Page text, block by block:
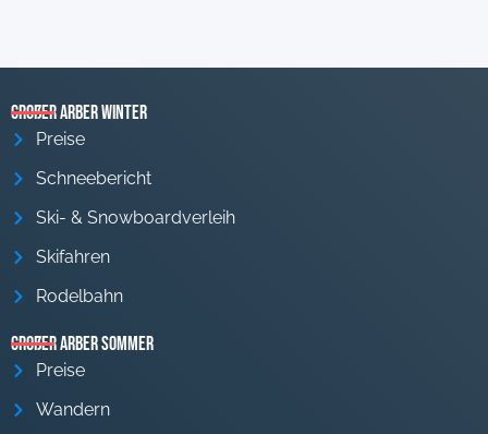
Großer Arber Winter
Preise
Schneebericht
Ski- & Snowboardverleih
Skifahren
Rodelbahn
Großer Arber Sommer
Preise
Wandern